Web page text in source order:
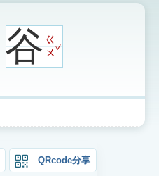
圖
谷ㄍ
ㄨ
ˇ
QRcode分享